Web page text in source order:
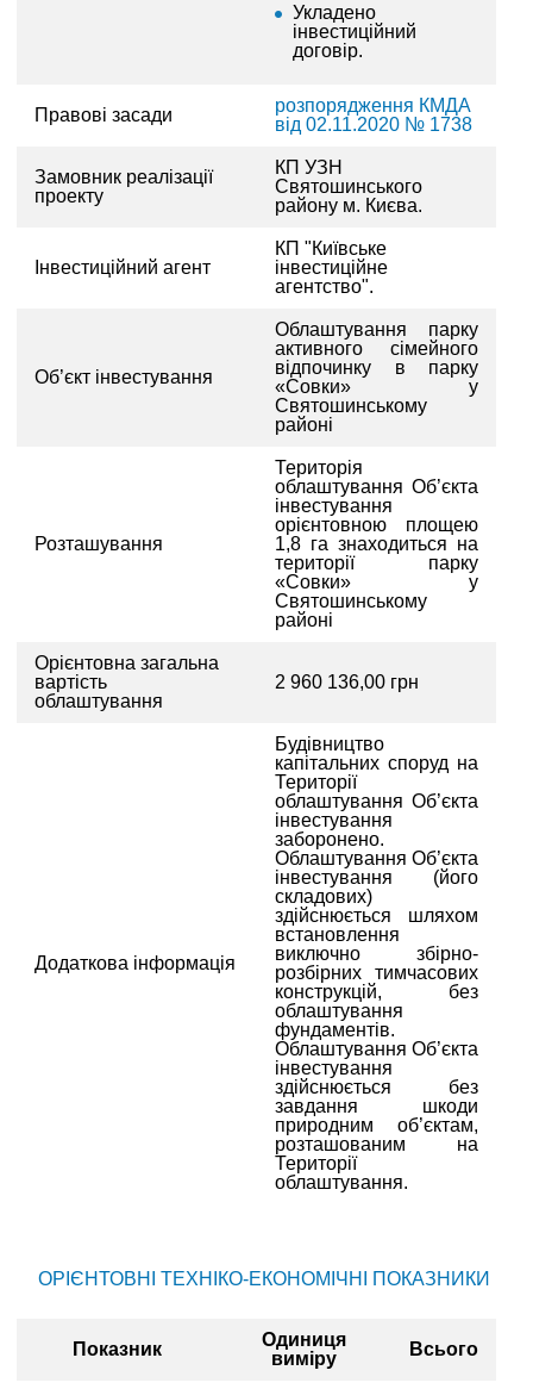
ІСТОРІЇ УСПІХУ
ІНВЕСТИЦІЙНИЙ ФОРУМ 2020
ІНВЕСТИЦІЙНИЙ ФОРУМ 2019
ІНВЕСТИЦІЙНИЙ ФОРУМ 2017
ІНВЕСТИЦІЙНИЙ ФОРУМ 2016
РЕАЛІЗОВАНІ ПРОЄКТИ МІСТА
АГЕНТСТВО
ЗВІТ 2020
ЗВІТ 2021
ЗВІТ 2022
ЗВІТ 2023
Укладено
інвестиційний
договір.
Правові засади
розпорядження КМДА
від 02.11.2020 № 1738
Замовник реалізації
проекту
КП УЗН
Святошинського
району м. Києва.
Інвестиційний агент
КП "Київське
інвестиційне
агентство".
Об’єкт інвестування
Облаштування парку
активного сімейного
відпочинку в парку
«Совки» у
Святошинському
районі
Розташування
Територія
облаштування Об’єкта
інвестування
орієнтовною площею
1,8 га знаходиться на
території парку
«Совки» у
Святошинському
районі
Орієнтовна загальна
вартість
облаштування
2 960 136,00 грн
Додаткова інформація
Будівництво
капітальних споруд на
Території
облаштування Об’єкта
інвестування
заборонено.
Облаштування Об’єкта
інвестування (його
складових)
здійснюється шляхом
встановлення
виключно збірно-
розбірних тимчасових
конструкцій, без
облаштування
фундаментів.
Облаштування Об’єкта
інвестування
здійснюється без
завдання шкоди
природним об’єктам,
розташованим на
Території
облаштування.
ОРІЄНТОВНІ ТЕХНІКО-ЕКОНОМІЧНІ ПОКАЗНИКИ
Показник
Одиниця
виміру
Всього